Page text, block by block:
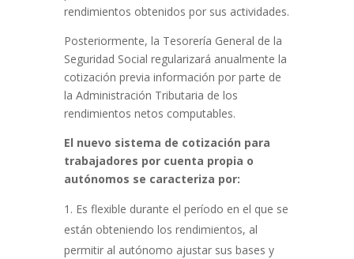
rendimientos obtenidos por sus actividades.
Posteriormente, la Tesorería General de la
Seguridad Social regularizará anualmente la
cotización previa información por parte de
la Administración Tributaria de los
rendimientos netos computables.
El nuevo sistema de cotización para
trabajadores por cuenta propia o
autónomos se caracteriza por:
Es flexible durante el período en el que se
están obteniendo los rendimientos, al
permitir al autónomo ajustar sus bases y